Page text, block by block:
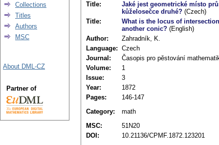
Title:
Jaké jest geometrické místo
kůželosečce druhé? (Czech)
Title:
What is the locus of
another conic? (English)
Author:
Zahradník, K.
Language: Czech
Journal:
Časopis pro pěstování
Volume:
1
Issue:
3
Year:
1872
Pages:
146-147
Category:
math
MSC:
51N20
DOI:
10.21136/CPMF.1872.123201
Collections
Titles
Authors
MSC
About DML-CZ
Partner of